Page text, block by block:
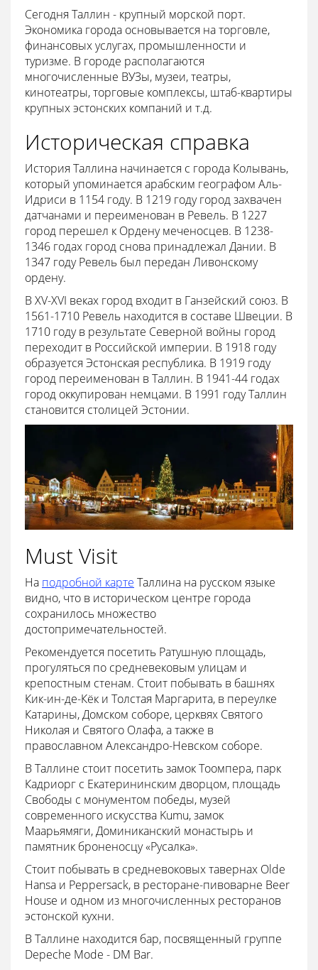
Сегодня Таллин - крупный морской порт.
Экономика города основывается на торговле,
финансовых услугах, промышленности и
туризме. В городе располагаются
многочисленные ВУЗы, музеи, театры,
кинотеатры, торговые комплексы, штаб-квартиры
крупных эстонских компаний и т.д.
Историческая справка
История Таллина начинается с города Колывань,
который упоминается арабским географом Аль-
Идриси в 1154 году. В 1219 году город захвачен
датчанами и переименован в Ревель. В 1227
город перешел к Ордену меченосцев. В 1238-
1346 годах город снова принадлежал Дании. В
1347 году Ревель был передан Ливонскому
ордену.
В XV-XVI веках город входит в Ганзейский союз. В
1561-1710 Ревель находится в составе Швеции. В
1710 году в результате Северной войны город
переходит в Российской империи. В 1918 году
образуется Эстонская республика. В 1919 году
город переименован в Таллин. В 1941-44 годах
город оккупирован немцами. В 1991 году Таллин
становится столицей Эстонии.
Must Visit
На подробной карте Таллина на русском языке
видно, что в историческом центре города
сохранилось множество
достопримечательностей.
Рекомендуется посетить Ратушную площадь,
прогуляться по средневековым улицам и
крепостным стенам. Стоит побывать в башнях
Кик-ин-де-Кёк и Толстая Маргарита, в переулке
Катарины, Домском соборе, церквях Святого
Николая и Святого Олафа, а также в
православном Александро-Невском соборе.
В Таллине стоит посетить замок Тоомпера, парк
Кадриорг с Екатерининским дворцом, площадь
Свободы с монументом победы, музей
современного искусства Kumu, замок
Маарьямяги, Доминиканский монастырь и
памятник броненосцу «Русалка».
Стоит побывать в средневоковых тавернах Olde
Hansa и Peppersack, в ресторане-пивоварне Beer
House и одном из многочисленных ресторанов
эстонской кухни.
В Таллине находится бар, посвященный группе
Depeche Mode - DM Bar.